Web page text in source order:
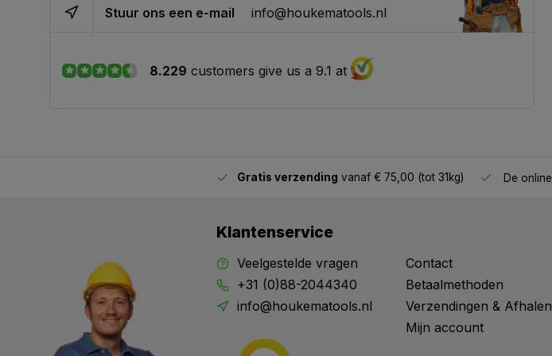
Stuur ons een e-mail info@houkematools.nl
8.229 customers give us a 9.1 at
Gratis verzending vanaf € 75,00 (tot 31kg) De online
Klantenservice
Veelgestelde vragen
+31 (0)88-2044340
info@houkematools.nl
Contact
Betaalmethoden
Verzendingen & Afhalen
Mijn account